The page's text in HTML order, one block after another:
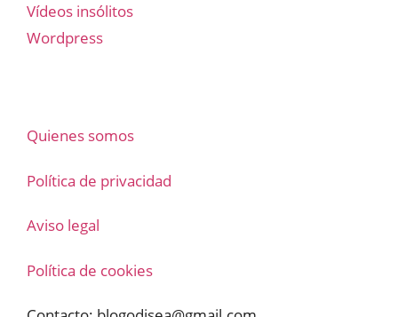
Vídeos insólitos
Wordpress
Quienes somos
Política de privacidad
Aviso legal
Política de cookies